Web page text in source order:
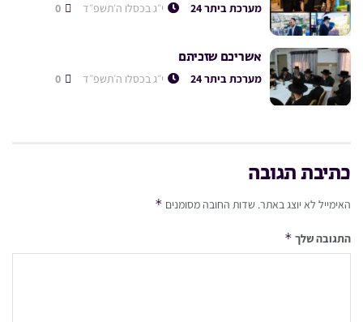
מערכת ביתר 24 י״ג בכסלו ה׳תשפ״ד
אשריכם שזכיתם
מערכת ביתר 24 י״ג בכסלו ה׳תשפ״ד
כתיבת תגובה
האימייל לא יוצג באתר. שדות החובה מסומנים *
התגובה שלך *